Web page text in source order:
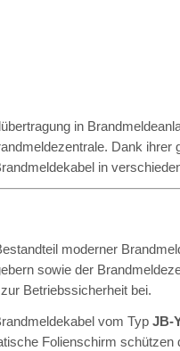
in
Dank
in
moderner
sowie der
Betriebssicherheit bei.
vom Typ JB-
Folienschirm